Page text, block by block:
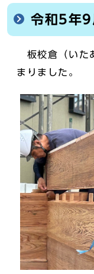
令和5年9
板校倉（いた
まりました。